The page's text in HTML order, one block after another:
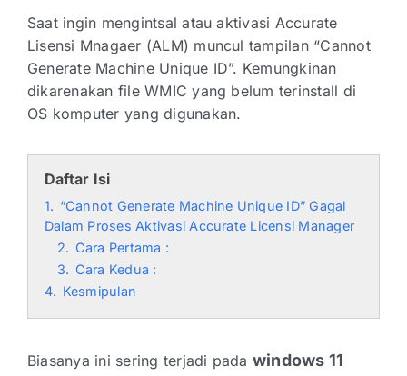
Saat ingin mengintsal atau aktivasi Accurate
Lisensi Mnagaer (ALM) muncul tampilan “Cannot
Generate Machine Unique ID”. Kemungkinan
dikarenakan file WMIC yang belum terinstall di
OS komputer yang digunakan.
Daftar Isi
1. “Cannot Generate Machine Unique ID” Gagal
Dalam Proses Aktivasi Accurate Licensi Manager
2. Cara Pertama :
3. Cara Kedua :
4. Kesmipulan
Biasanya ini sering terjadi pada windows 11